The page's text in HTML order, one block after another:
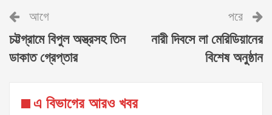
আগে
চট্টগ্রামে বিপুল অস্ত্রসহ তিন
ডাকাত গ্রেপ্তার
পরে
নারী দিবসে লা মেরিডিয়ানের
বিশেষ অনুষ্ঠান
এ বিভাগের আরও খবর